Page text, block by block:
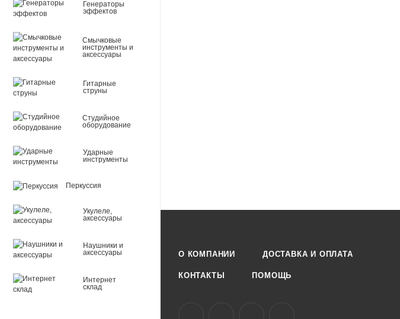
Генераторы
эффектов
Смычковые
инструменты и
аксессуары
Гитарные
струны
Студийное
оборудование
Ударные
инструменты
Перкуссия
Укулеле,
аксессуары
Наушники и
аксессуары
Интернет
склад
О КОМПАНИИ ДОСТАВКА И ОПЛАТА
КОНТАКТЫ ПОМОЩЬ